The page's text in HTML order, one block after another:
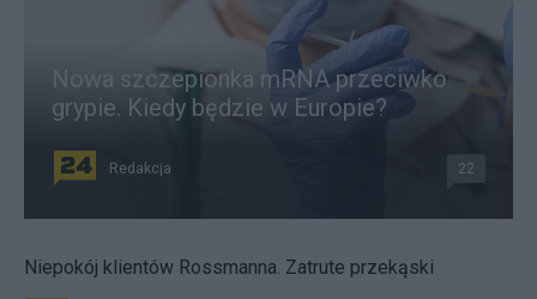
Nowa szczepionka mRNA przeciwko
grypie. Kiedy będzie w Europie?
Redakcja 22
Niepokój klientów Rossmanna. Zatrute przekąski